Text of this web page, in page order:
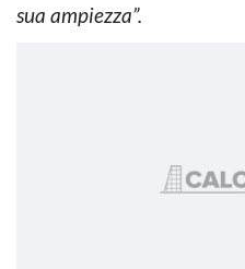
sua ampiezza”.